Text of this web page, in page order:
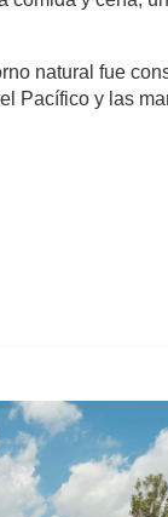
natural fue
Pacífico y las